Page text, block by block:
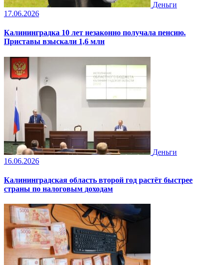
Деньги
17.06.2026
Калининградка 10 лет незаконно получала пенсию.
Приставы взыскали 1,6 млн
Деньги
16.06.2026
Калининградская область второй год растёт быстрее
страны по налоговым доходам